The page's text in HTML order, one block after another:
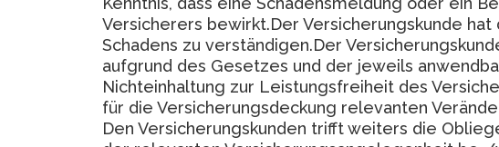
Versicherers bewirkt.Der Versicherungskunde
Schadens zu verständigen.Der
aufgrund des Gesetzes und der jeweils
Nichteinhaltung zur Leistungsfreiheit des
für die Versicherungsdeckung relevanten
Den Versicherungskunden trifft weiters die